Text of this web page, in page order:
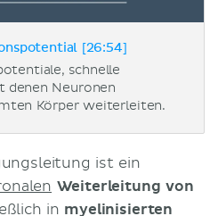
[26:54]
schnelle
denen Neuronen
Körper weiterleiten.
ist ein
Weiterleitung von
in myelinisierten